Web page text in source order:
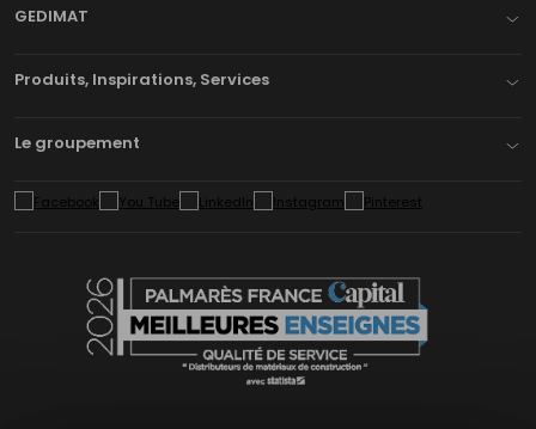
GEDIMAT
Produits, Inspirations, Services
Le groupement